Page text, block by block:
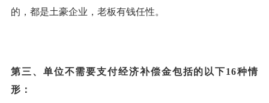
的，都是土豪企业，老板有钱任性。
第三、 单位不需要支付经济补偿金包括的以下16种情
形：